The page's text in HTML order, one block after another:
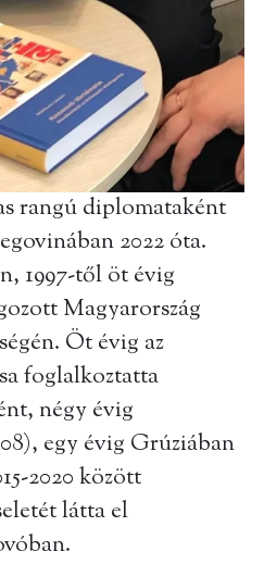
rangú diplomataként
2022 óta.
1997-től öt évig
Magyarország
Öt évig az
foglalkoztatta
négy évig
egy évig Grúziában
2020 között
látta el